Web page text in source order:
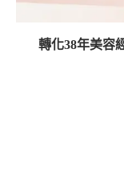
轉化38年美容